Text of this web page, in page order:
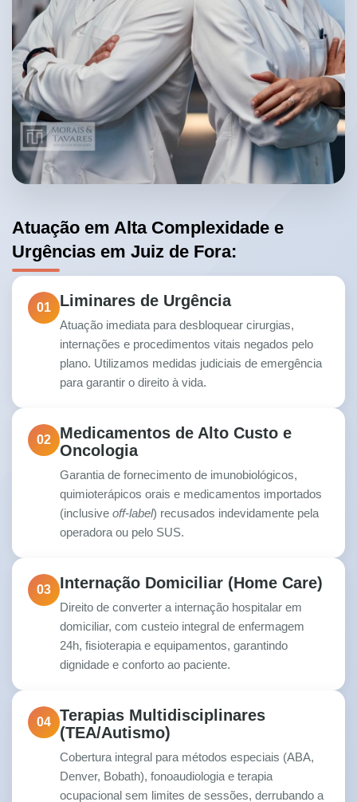
Atuação em Alta Complexidade e
Urgências em Juiz de Fora:
01 Liminares de Urgência
Atuação imediata para desbloquear cirurgias,
internações e procedimentos vitais negados pelo
plano. Utilizamos medidas judiciais de emergência
para garantir o direito à vida.
02
Medicamentos de Alto Custo e
Oncologia
Garantia de fornecimento de imunobiológicos,
quimioterápicos orais e medicamentos importados
(inclusive off-label) recusados indevidamente pela
operadora ou pelo SUS.
03 Internação Domiciliar (Home Care)
Direito de converter a internação hospitalar em
domiciliar, com custeio integral de enfermagem
24h, fisioterapia e equipamentos, garantindo
dignidade e conforto ao paciente.
04
Terapias Multidisciplinares
(TEA/Autismo)
Cobertura integral para métodos especiais (ABA,
Denver, Bobath), fonoaudiologia e terapia
ocupacional sem limites de sessões, derrubando a